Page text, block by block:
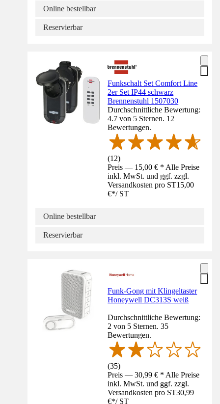
Online bestellbar
Reservierbar
Funkschalt Set Comfort Line
2er Set IP44 schwarz
Brennenstuhl 1507030
Durchschnittliche Bewertung:
4.7 von 5 Sternen. 12
Bewertungen.
(12)
Preis — 15,00 € * Alle Preise
inkl. MwSt. und ggf. zzgl.
Versandkosten pro ST15,00
€*/ ST
Online bestellbar
Reservierbar
Funk-Gong mit Klingeltaster
Honeywell DC313S weiß
Durchschnittliche Bewertung:
2 von 5 Sternen. 35
Bewertungen.
(35)
Preis — 30,99 € * Alle Preise
inkl. MwSt. und ggf. zzgl.
Versandkosten pro ST30,99
€*/ ST